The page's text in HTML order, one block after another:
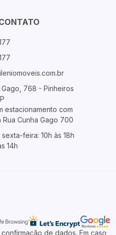
Gago, 768 - Pinheiros
estacionamento com
Rua Cunha Gago 700
feira: 10h às 18h
14h
de dados. Em caso